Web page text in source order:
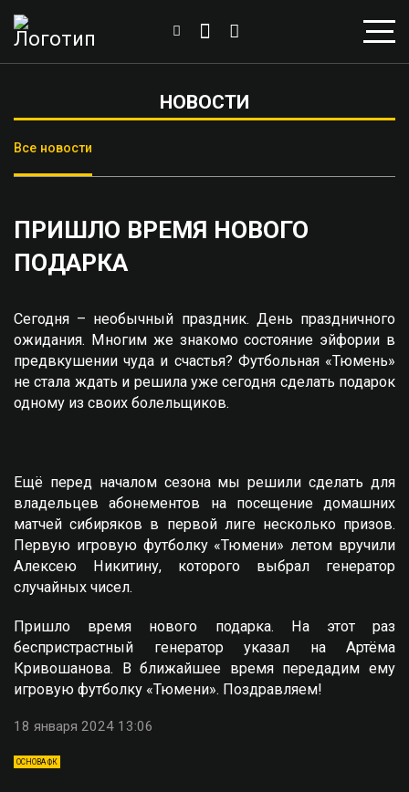
НОВОСТИ
Все новости
ПРИШЛО ВРЕМЯ НОВОГО
ПОДАРКА
Сегодня – необычный праздник. День праздничного
ожидания. Многим же знакомо состояние эйфории в
предвкушении чуда и счастья? Футбольная «Тюмень»
не стала ждать и решила уже сегодня сделать подарок
одному из своих болельщиков.
Ещё перед началом сезона мы решили сделать для
владельцев абонементов на посещение домашних
матчей сибиряков в первой лиге несколько призов.
Первую игровую футболку «Тюмени» летом вручили
Алексею Никитину, которого выбрал генератор
случайных чисел.
Пришло время нового подарка. На этот раз
беспристрастный генератор указал на Артёма
Кривошанова. В ближайшее время передадим ему
игровую футболку «Тюмени». Поздравляем!
18 января 2024 13:06
ОСНОВА ФК